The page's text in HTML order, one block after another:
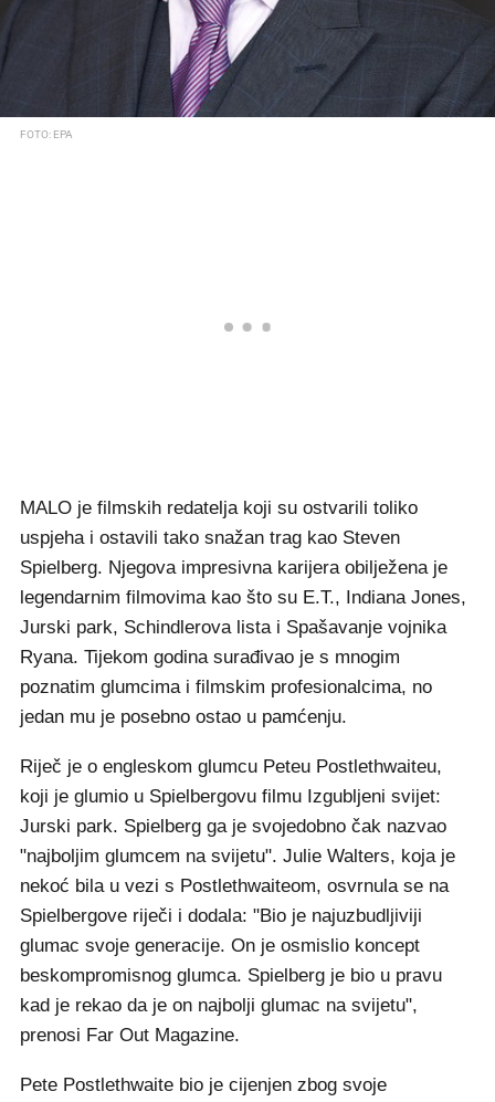
FOTO: EPA
MALO je filmskih redatelja koji su ostvarili toliko
uspjeha i ostavili tako snažan trag kao Steven
Spielberg. Njegova impresivna karijera obilježena je
legendarnim filmovima kao što su E.T., Indiana Jones,
Jurski park, Schindlerova lista i Spašavanje vojnika
Ryana. Tijekom godina surađivao je s mnogim
poznatim glumcima i filmskim profesionalcima, no
jedan mu je posebno ostao u pamćenju.
Riječ je o engleskom glumcu Peteu Postlethwaiteu,
koji je glumio u Spielbergovu filmu Izgubljeni svijet:
Jurski park. Spielberg ga je svojedobno čak nazvao
"najboljim glumcem na svijetu". Julie Walters, koja je
nekoć bila u vezi s Postlethwaiteom, osvrnula se na
Spielbergove riječi i dodala: "Bio je najuzbudljiviji
glumac svoje generacije. On je osmislio koncept
beskompromisnog glumca. Spielberg je bio u pravu
kad je rekao da je on najbolji glumac na svijetu",
prenosi Far Out Magazine.
Pete Postlethwaite bio je cijenjen zbog svoje